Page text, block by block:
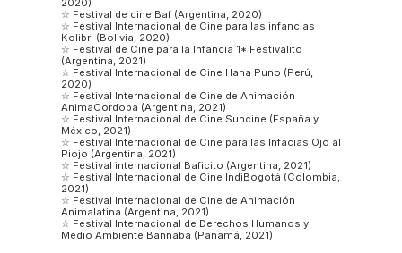
☆ Festival de cine Baf (Argentina, 2020)
☆ Festival Internacional de Cine para las infancias
Kolibri (Bolivia, 2020)
☆ Festival de Cine para la Infancia 1* Festivalito
(Argentina, 2021)
☆ Festival Internacional de Cine Hana Puno (Perú,
2020)
☆ Festival Internacional de Cine de Animación
AnimaCordoba (Argentina, 2021)
☆ Festival Internacional de Cine Suncine (España y
México, 2021)
☆ Festival Internacional de Cine para las Infacias Ojo al
Piojo (Argentina, 2021)
☆ Festival internacional Baficito (Argentina, 2021)
☆ Festival Internacional de Cine IndiBogotá (Colombia,
2021)
☆ Festival Internacional de Cine de Animación
Animalatina (Argentina, 2021)
☆ Festival Internacional de Derechos Humanos y
Medio Ambiente Bannaba (Panamá, 2021)